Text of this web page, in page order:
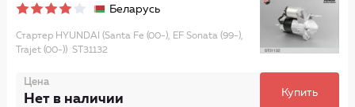
Беларусь
Стартер HYUNDAI (Santa Fe (00-), EF Sonata (99-),
Trajet (00-)) ST31132
Цена
Нет в наличии Купить